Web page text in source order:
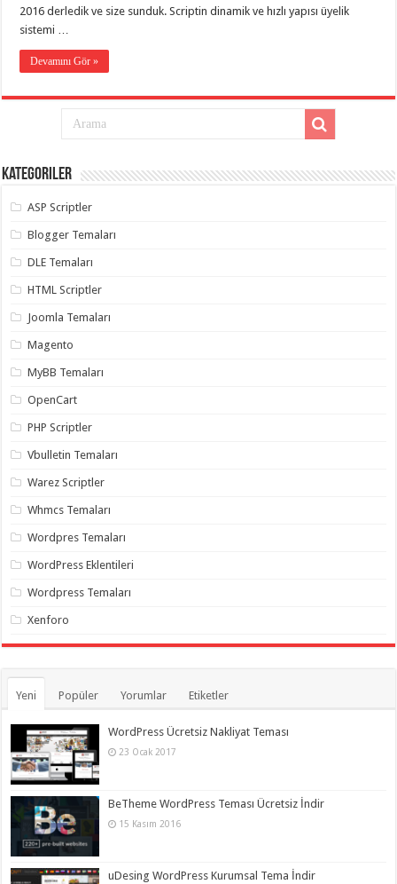
taşımacılık,
gaziantep
taşımacılık,
evden
taşımacılık,
gaziantep
taşıma,
evden
taşımacılık,
gaziantep
organizasyon
gaziantep
organizasyon,
gaziantep
organizasyon
gaziantep
gaziantep
gaziantep
gaziantep
twitter
hilesi ,
takipçi
instagram
hilesi ,
2016 derledik ve size sunduk. Scriptin dinamik ve hızlı yapısı üyelik
sistemi …
Devamını Gör »
Kategoriler
ASP Scriptler
Blogger Temaları
DLE Temaları
HTML Scriptler
Joomla Temaları
Magento
MyBB Temaları
OpenCart
PHP Scriptler
Vbulletin Temaları
Warez Scriptler
Whmcs Temaları
Wordpres Temaları
WordPress Eklentileri
Wordpress Temaları
Xenforo
Yeni Popüler Yorumlar Etiketler
WordPress Ücretsiz Nakliyat Teması
23 Ocak 2017
BeTheme WordPress Teması Ücretsiz İndir
15 Kasım 2016
uDesing WordPress Kurumsal Tema İndir